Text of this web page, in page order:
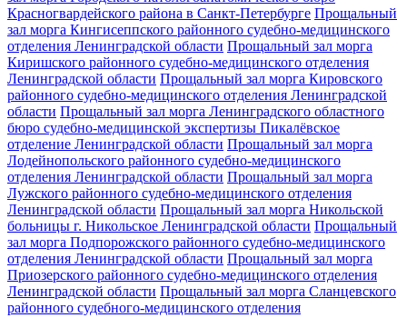
Красногвардейского района в Санкт-Петербурге Прощальный
зал морга Кингисеппского районного судебно-медицинского
отделения Ленинградской области Прощальный зал морга
Киришского районного судебно-медицинского отделения
Ленинградской области Прощальный зал морга Кировского
районного судебно-медицинского отделения Ленинградской
области Прощальный зал морга Ленинградского областного
бюро судебно-медицинской экспертизы Пикалёвское
отделение Ленинградской области Прощальный зал морга
Лодейнопольского районного судебно-медицинского
отделения Ленинградской области Прощальный зал морга
Лужского районного судебно-медицинского отделения
Ленинградской области Прощальный зал морга Никольской
больницы г. Никольское Ленинградской области Прощальный
зал морга Подпорожского районного судебно-медицинского
отделения Ленинградской области Прощальный зал морга
Приозерского районного судебно-медицинского отделения
Ленинградской области Прощальный зал морга Сланцевского
районного судебного-медицинского отделения